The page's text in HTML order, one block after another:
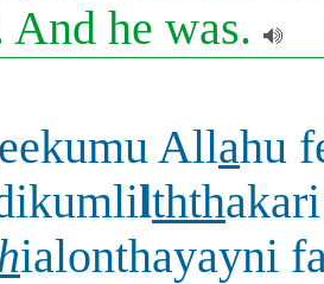
he was.
eekumu Allahu
lthth
ialonthayayni